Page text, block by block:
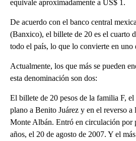
equivale aproximadamente a US$ 1.
De acuerdo con el banco central
(Banxico), el billete de 20 es el cuarto
todo el país, lo que lo convierte en uno
Actualmente, los que más se pueden
esta denominación son dos:
El billete de 20 pesos de la familia F,
plano a Benito Juárez y en el reverso a
Monte Albán. Entró en circulación por
años, el 20 de agosto de 2007. Y el